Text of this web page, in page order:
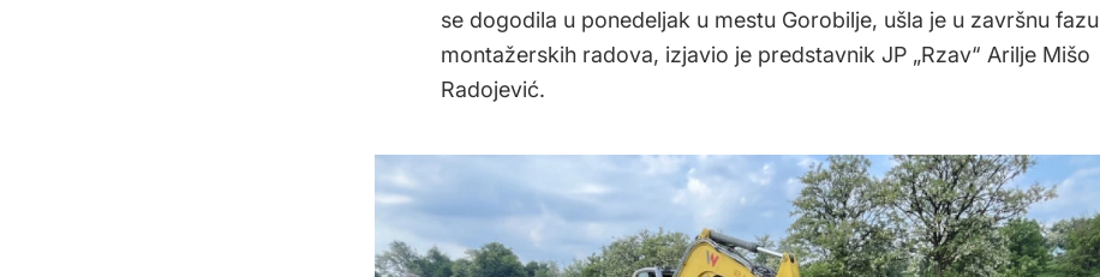
se dogodila u ponedeljak u mestu Gorobilje, ušla je u završnu fazu
montažerskih radova, izjavio je predstavnik JP „Rzav“ Arilje Mišo
Radojević.